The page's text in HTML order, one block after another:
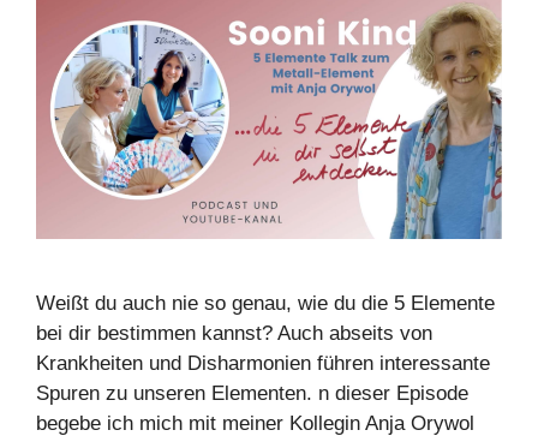
Weißt du auch nie so genau, wie du die 5 Elemente
bei dir bestimmen kannst? Auch abseits von
Krankheiten und Disharmonien führen interessante
Spuren zu unseren Elementen. n dieser Episode
begebe ich mich mit meiner Kollegin Anja Orywol